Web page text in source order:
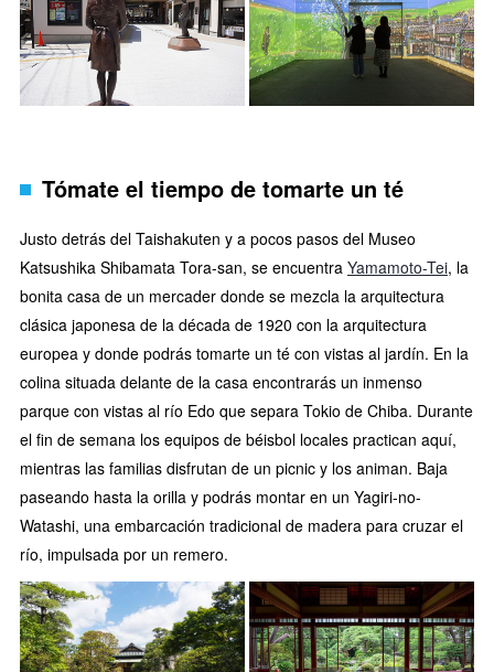
Tómate el tiempo de tomarte un té
Justo detrás del Taishakuten y a pocos pasos del Museo
Katsushika Shibamata Tora-san, se encuentra Yamamoto-Tei, la
bonita casa de un mercader donde se mezcla la arquitectura
clásica japonesa de la década de 1920 con la arquitectura
europea y donde podrás tomarte un té con vistas al jardín. En la
colina situada delante de la casa encontrarás un inmenso
parque con vistas al río Edo que separa Tokio de Chiba. Durante
el fin de semana los equipos de béisbol locales practican aquí,
mientras las familias disfrutan de un picnic y los animan. Baja
paseando hasta la orilla y podrás montar en un Yagiri-no-
Watashi, una embarcación tradicional de madera para cruzar el
río, impulsada por un remero.